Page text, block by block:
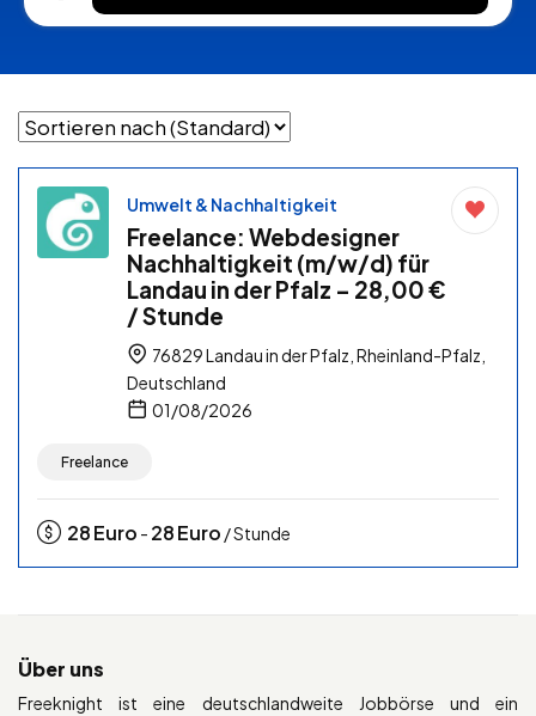
Umwelt & Nachhaltigkeit
Freelance: Webdesigner
Nachhaltigkeit (m/w/d) für
Landau in der Pfalz – 28,00 €
/ Stunde
76829 Landau in der Pfalz, Rheinland-Pfalz,
Deutschland
01/08/2026
Freelance
28Euro - 28Euro / Stunde
Über uns
Freeknight ist eine deutschlandweite Jobbörse und ein